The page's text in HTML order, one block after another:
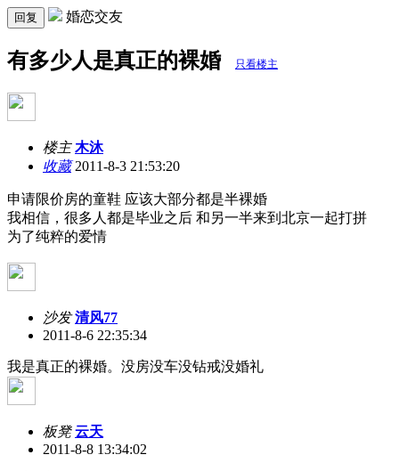
回复 婚恋交友
有多少人是真正的裸婚 只看楼主
楼主 木沐
收藏2011-8-3 21:53:20
申请限价房的童鞋 应该大部分都是半裸婚
我相信，很多人都是毕业之后 和另一半来到北京一起打拼
为了纯粹的爱情
沙发 清风77
2011-8-6 22:35:34
我是真正的裸婚。没房没车没钻戒没婚礼
板凳 云天
2011-8-8 13:34:02